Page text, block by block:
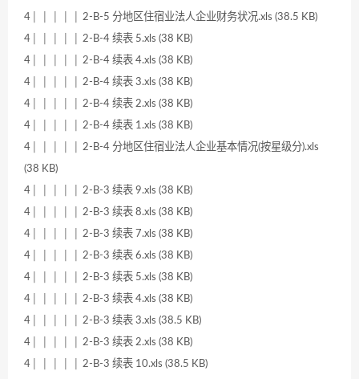
4│ │ │ │ │ 2-B-5 分地区住宿业法人企业财务状况.xls (38.5 KB)
4│ │ │ │ │ 2-B-4 续表 5.xls (38 KB)
4│ │ │ │ │ 2-B-4 续表 4.xls (38 KB)
4│ │ │ │ │ 2-B-4 续表 3.xls (38 KB)
4│ │ │ │ │ 2-B-4 续表 2.xls (38 KB)
4│ │ │ │ │ 2-B-4 续表 1.xls (38 KB)
4│ │ │ │ │ 2-B-4 分地区住宿业法人企业基本情况(按星级分).xls
(38 KB)
4│ │ │ │ │ 2-B-3 续表 9.xls (38 KB)
4│ │ │ │ │ 2-B-3 续表 8.xls (38 KB)
4│ │ │ │ │ 2-B-3 续表 7.xls (38 KB)
4│ │ │ │ │ 2-B-3 续表 6.xls (38 KB)
4│ │ │ │ │ 2-B-3 续表 5.xls (38 KB)
4│ │ │ │ │ 2-B-3 续表 4.xls (38 KB)
4│ │ │ │ │ 2-B-3 续表 3.xls (38.5 KB)
4│ │ │ │ │ 2-B-3 续表 2.xls (38 KB)
4│ │ │ │ │ 2-B-3 续表 10.xls (38.5 KB)